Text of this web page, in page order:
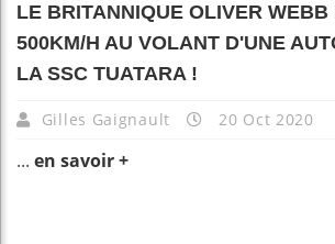
LE BRITANNIQUE OLIVER WEBB
500KM/H AU VOLANT D'UNE
LA SSC TUATARA !
Gilles Gaignault 20 Oct 2020
... en savoir +